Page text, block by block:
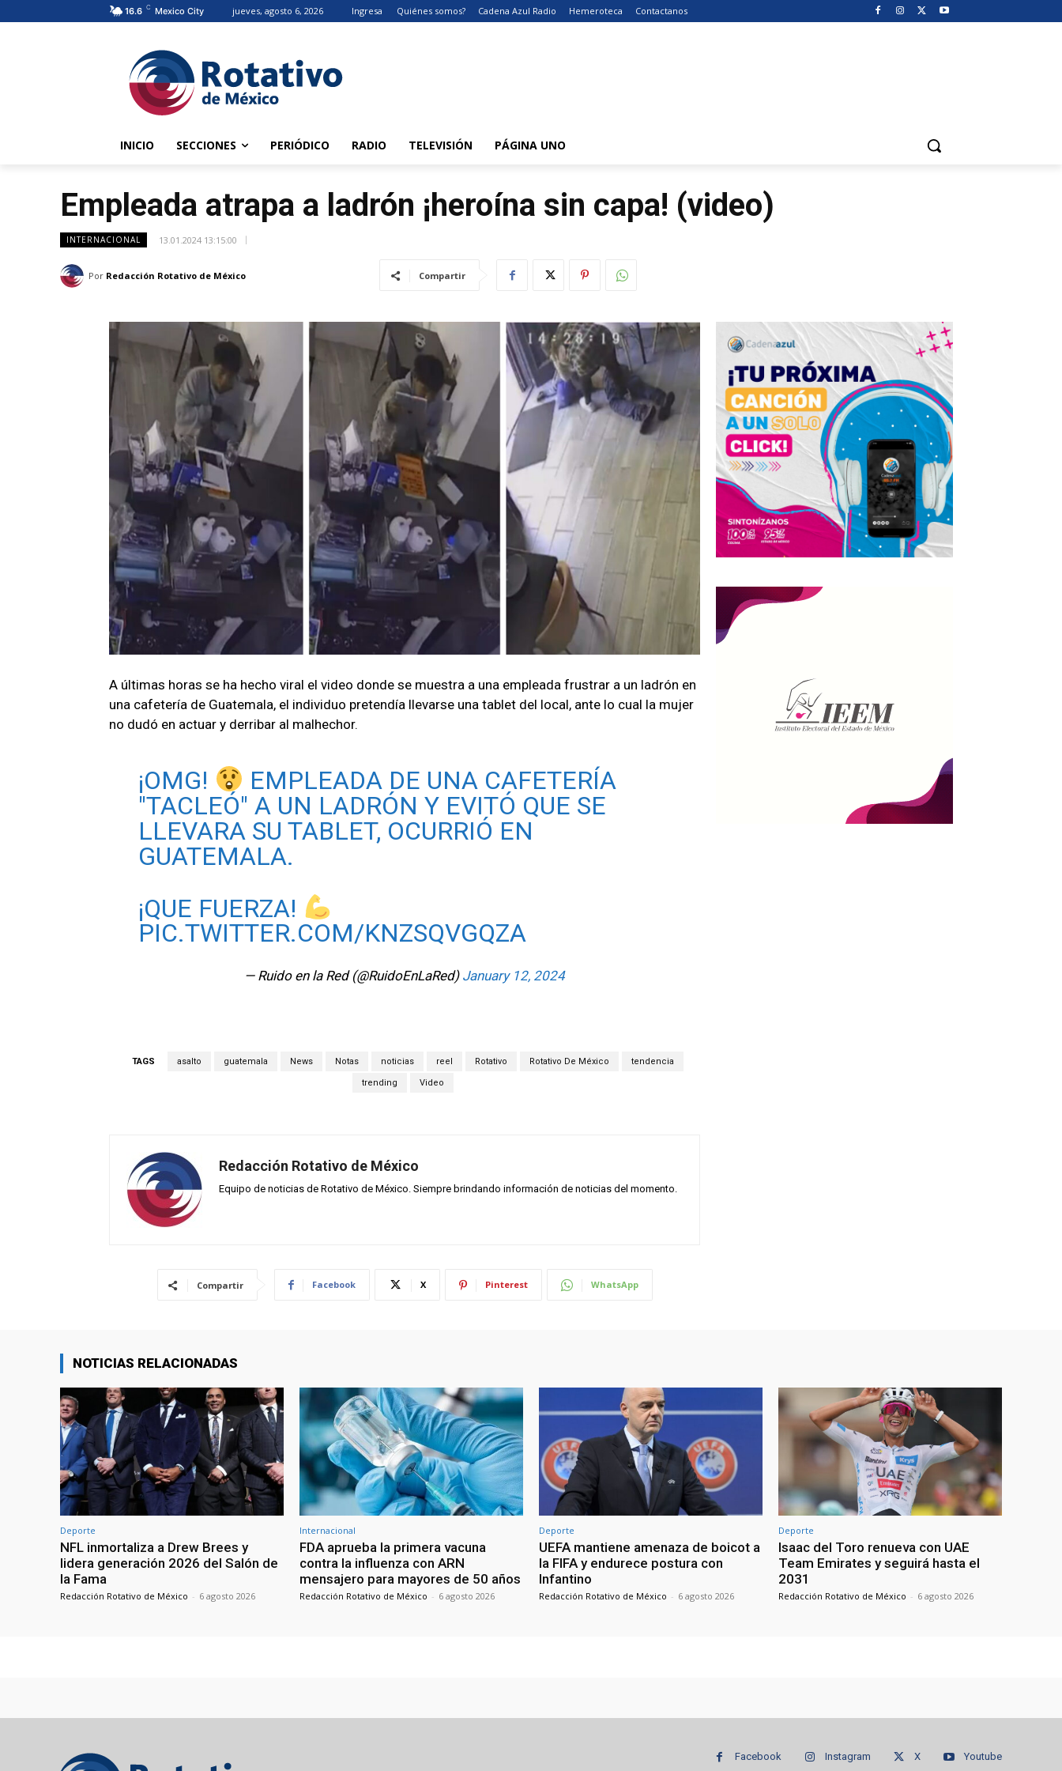
16.6 C Mexico City jueves, agosto 6, 2026 Ingresa Quiénes somos? Cadena Azul Radio Hemeroteca Contactanos
INICIO SECCIONES PERIÓDICO RADIO TELEVISIÓN PÁGINA UNO
Empleada atrapa a ladrón ¡heroína sin capa! (video)
INTERNACIONAL 13.01.2024 13:15:00
Por Redacción Rotativo de México Compartir
A últimas horas se ha hecho viral el video donde se muestra a una empleada frustrar a un ladrón en
una cafetería de Guatemala, el individuo pretendía llevarse una tablet del local, ante lo cual la mujer
no dudó en actuar y derribar al malhechor.
¡OMG!
EMPLEADA DE UNA CAFETERÍA
"TACLEÓ" A UN LADRÓN Y EVITÓ QUE SE
LLEVARA SU TABLET, OCURRIÓ EN
GUATEMALA.
¡QUE FUERZA!
PIC.TWITTER.COM/KNZSQVGQZA
— Ruido en la Red (@RuidoEnLaRed) January 12, 2024
TAGS asalto guatemala News Notas noticias reel Rotativo Rotativo De México tendencia
trending Video
Redacción Rotativo de México
Equipo de noticias de Rotativo de México. Siempre brindando información de noticias del momento.
Compartir Facebook X Pinterest WhatsApp
NOTICIAS RELACIONADAS
Deporte
NFL inmortaliza a Drew Brees y
lidera generación 2026 del Salón de
la Fama
Redacción Rotativo de México - 6 agosto 2026
Internacional
FDA aprueba la primera vacuna
contra la influenza con ARN
mensajero para mayores de 50 años
Redacción Rotativo de México - 6 agosto 2026
Deporte
UEFA mantiene amenaza de boicot a
la FIFA y endurece postura con
Infantino
Redacción Rotativo de México - 6 agosto 2026
Deporte
Isaac del Toro renueva con UAE
Team Emirates y seguirá hasta el
2031
Redacción Rotativo de México - 6 agosto 2026
Facebook Instagram X Youtube